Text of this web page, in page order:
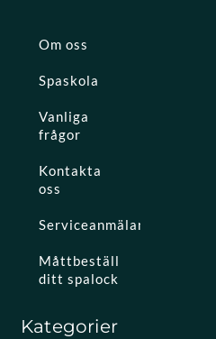
Om oss
Spaskola
Vanliga
frågor
Kontakta
oss
Serviceanmälan
Måttbeställ
ditt spalock
Kategorier